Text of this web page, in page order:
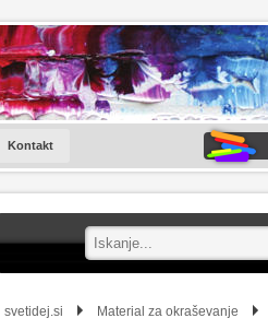
Kontakt
svetidej.si Material za okraševanje